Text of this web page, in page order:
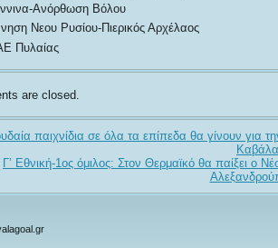
Ανόρθωση Βόλου
Νεου Ρυσίου-Πιερικός Αρχέλαος
Πυλαίας
are closed.
παιχνίδια σε όλα τα επίπεδα θα γίνουν για
Γ’ Εθνική-1ος όμιλος: Στον Θερμαϊκό θα παίξει ο